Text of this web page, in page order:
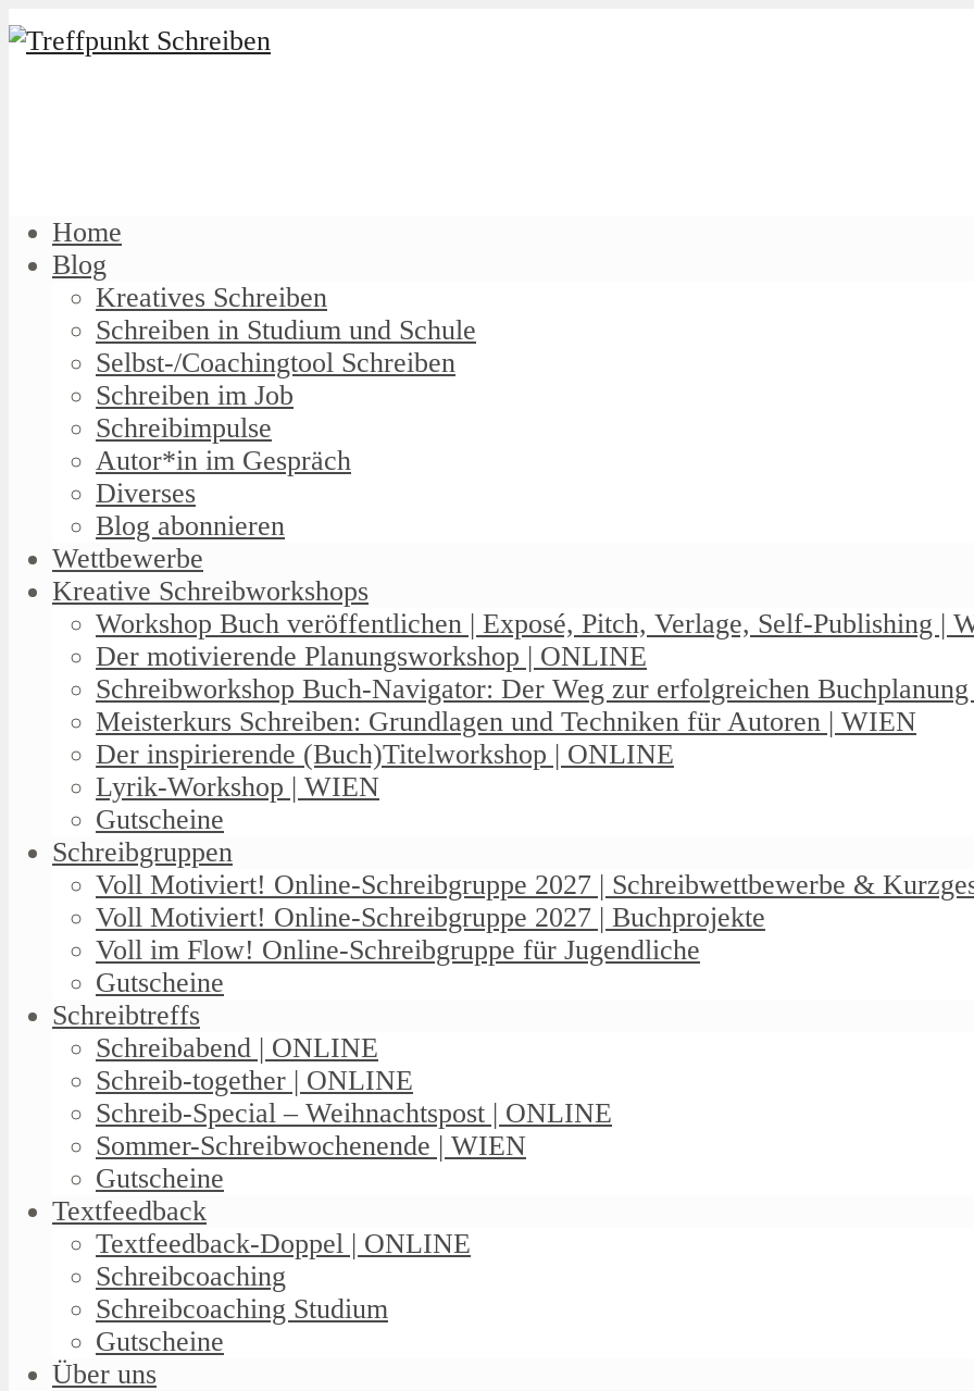
Home
Blog
Kreatives Schreiben
Schreiben in Studium und Schule
Selbst-/Coachingtool Schreiben
Schreiben im Job
Schreibimpulse
Autor*in im Gespräch
Diverses
Blog abonnieren
Wettbewerbe
Kreative Schreibworkshops
Workshop Buch veröffentlichen | Exposé, Pitch, Verlage, Self-Publishing |
Der motivierende Planungsworkshop | ONLINE
Schreibworkshop Buch-Navigator: Der Weg zur erfolgreichen
Meisterkurs Schreiben: Grundlagen und Techniken für Autoren | WIEN
Der inspirierende (Buch)Titelworkshop | ONLINE
Lyrik-Workshop | WIEN
Gutscheine
Schreibgruppen
Voll Motiviert! Online-Schreibgruppe 2027 | Schreibwettbewerbe &
Voll Motiviert! Online-Schreibgruppe 2027 | Buchprojekte
Voll im Flow! Online-Schreibgruppe für Jugendliche
Gutscheine
Schreibtreffs
Schreibabend | ONLINE
Schreib-together | ONLINE
Schreib-Special – Weihnachtspost | ONLINE
Sommer-Schreibwochenende | WIEN
Gutscheine
Textfeedback
Textfeedback-Doppel | ONLINE
Schreibcoaching
Schreibcoaching Studium
Gutscheine
Über uns